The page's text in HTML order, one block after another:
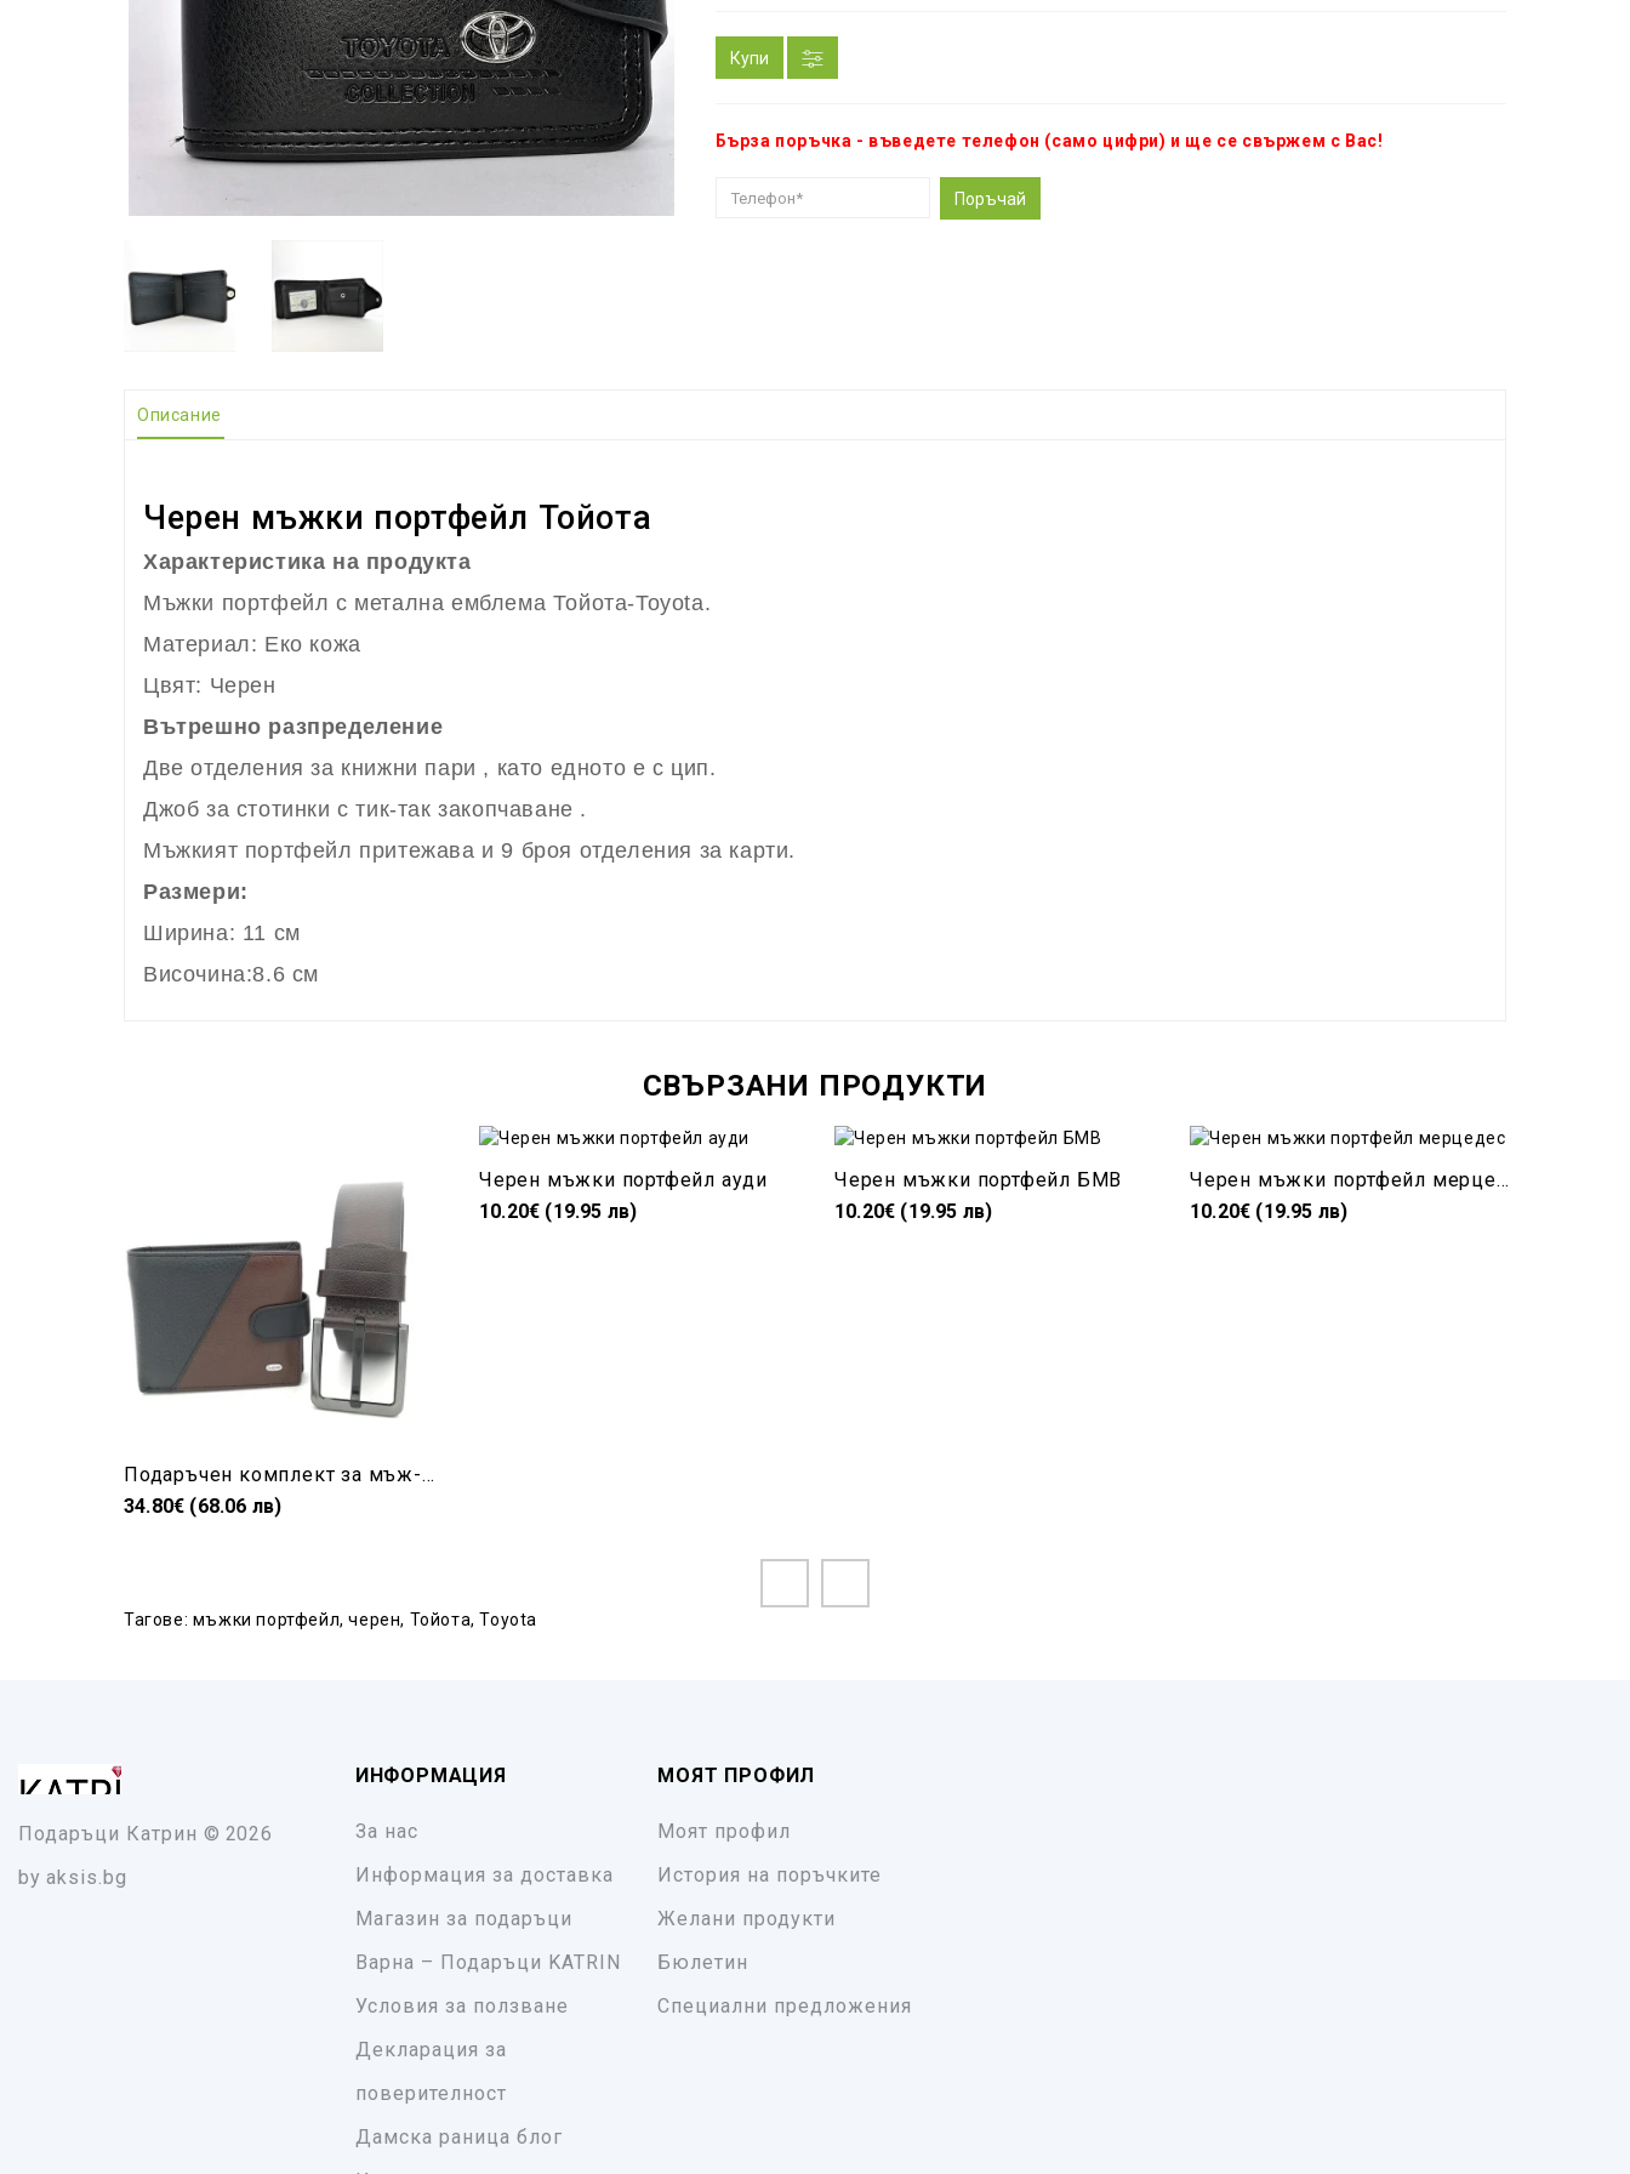
Купи
Бърза поръчка - въведете телефон (само цифри) и ще се свържем с Вас!
Поръчай
Описание
Черен мъжки портфейл Тойота
Характеристика на продукта
Мъжки портфейл с метална емблема Тойота-Toyota.
Материал: Еко кожа
Цвят: Черен
Вътрешно разпределение
Две отделения за книжни пари , като едното е с цип.
Джоб за стотинки с тик-так закопчаване .
Мъжкият портфейл притежава и 9 броя отделения за карти.
Размери:
Ширина: 11 см
Височина:8.6 см
СВЪРЗАНИ ПРОДУКТИ
Подаръчен комплект за мъж-Колан и портмоне в кафяво
34.80€ (68.06 лв)
Черен мъжки портфейл ауди
10.20€ (19.95 лв)
Черен мъжки портфейл БМВ
10.20€ (19.95 лв)
Черен мъжки портфейл мерцедес
10.20€ (19.95 лв)
Тагове: мъжки портфейл,черен, Тойота,Toyota
Подаръци Катрин © 2026
by aksis.bg
ИНФОРМАЦИЯ
За нас
Информация за доставка
Магазин за подаръци
Варна – Подаръци KATRIN
Условия за ползване
Декларация за
поверителност
Дамска раница блог
МОЯТ ПРОФИЛ
Моят профил
История на поръчките
Желани продукти
Бюлетин
Специални предложения